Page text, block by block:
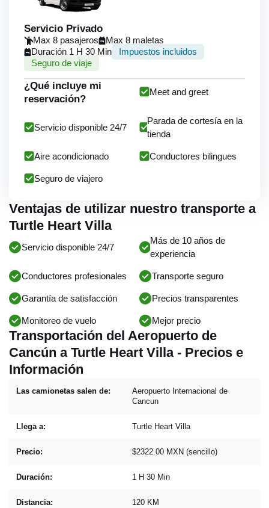
Servicio Privado
Max 8 pasajeros
Max 8 maletas
Duración 1 H 30 Min
Impuestos incluidos
Seguro de viaje
¿Qué incluye mi
reservación?
Meet and greet
Servicio disponible 24/7
Parada de cortesía en la
tienda
Aire acondicionado Conductores bilingues
Seguro de viajero
Ventajas de utilizar nuestro transporte a
Turtle Heart Villa
Servicio disponible 24/7
Más de 10 años de
experiencia
Conductores profesionales Transporte seguro
Garantía de satisfacción Precios transparentes
Monitoreo de vuelo Mejor precio
Transportación del Aeropuerto de
Cancún a Turtle Heart Villa - Precios e
Información
Las camionetas salen de:
Aeropuerto Internacional de
Cancun
Llega a: Turtle Heart Villa
Precio: $2322.00 MXN (sencillo)
Duración: 1 H 30 Min
Distancia: 120 KM